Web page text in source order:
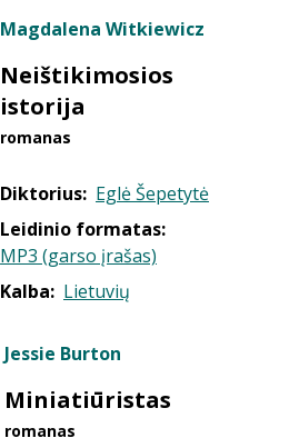
Magdalena Witkiewicz
Neištikimosios
istorija
romanas
Diktorius: Eglė Šepetytė
Leidinio formatas:
MP3 (garso įrašas)
Kalba: Lietuvių
Jessie Burton
Miniatiūristas
romanas